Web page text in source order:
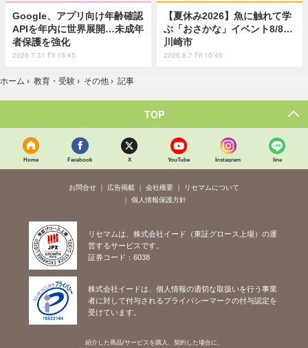
Google、アプリ向け年齢確認
APIを年内に世界展開…未成年
者保護を強化
2026.7.31 Fri 13:45
【夏休み2026】魚に触れて学
ぶ「おさかな」イベント8/8…
川崎市
2026.8.7 Fri 10:45
ホーム › 教育・受験 › その他 › 記事
TOP
Home Facebook X YouTube Instagram line
お問合せ 広告掲載 会社概要
リセマムについて
個人情報保護方針
リセマムは、株式会社イード（東証グロース上場）の運
営するサービスです。
証券コード：6038
株式会社イードは、個人情報の適切な取扱いを行う事業
者に対して付与されるプライバシーマークの付与認定を
受けています。
紹介した商品/サービスを購入、契約した場合に、